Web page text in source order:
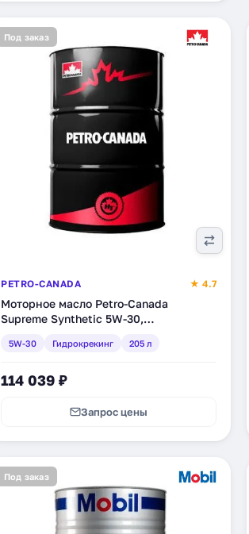
Под заказ
PETRO-CANADA ★ 4.7
Моторное масло Petro-Canada
Supreme Synthetic 5W-30,
(MOSYN53DRM)
5W-30 Гидрокрекинг 205 л
114 039 ₽
Запрос цены
Под заказ